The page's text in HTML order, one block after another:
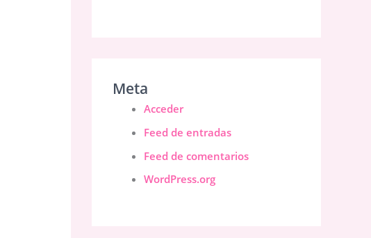
Meta
Acceder
Feed de entradas
Feed de comentarios
WordPress.org